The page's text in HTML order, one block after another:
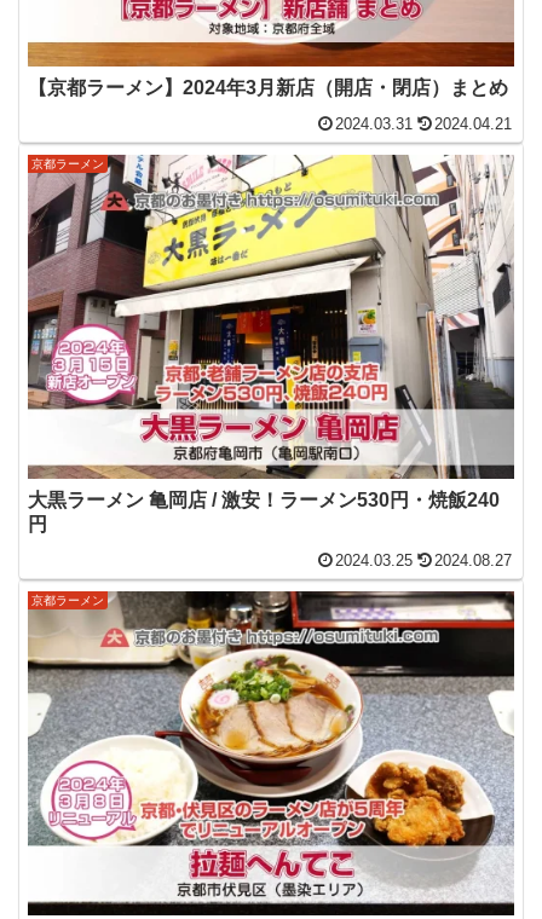
【京都ラーメン】2024年3月新店（開店・閉店）まとめ
2024.03.31 2024.04.21
京都ラーメン
大黒ラーメン 亀岡店 / 激安！ラーメン530円・焼飯240
円
2024.03.25 2024.08.27
京都ラーメン